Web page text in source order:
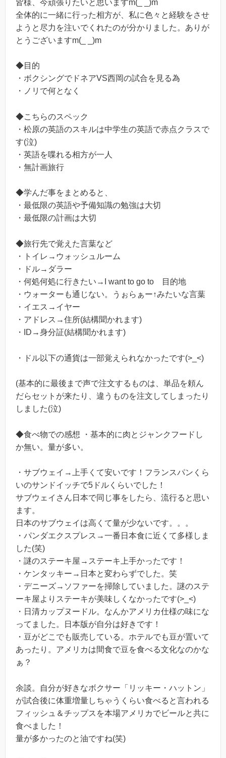
皆様、今頑張りたいと思いますm(_ _)m
全体的に一緒に行った相方が、私に色々と経験をさせ
ようと尽力を注いでくれたのが分かりました。ありが
とうございますm(_ _)m
◆目的
・ボクシングでドネアVS西岡の試合を見る為
・ノリで何となく
◆こちらのスペック
・松原の英語のスキルは中学生の英語で赤点クラスで
す(泣)
・英語を喋れる相方が一人
・無計画旅行
◆学んだ事をまとめると、
・最低限の英語や予備知識の勉強は大切
・最低限の計画は大切
◆旅行先で覚えた言葉など
・トイレ→ウォッシュルーム
・ドル→ダラー
・何処何処に行きたい→I want to go to 目的地
・ウォーターも通じない。うぉらぁー↑みたいな言葉
・イエス→イヤー
・アドレス→住所(結構聞かれます)
・ID→身分証(結構聞かれます)
・ドル以下の通貨は一部覚えられなかったです(>_<)
(基本的に最後まで声で注文するものは、単品を頼ん
だらセットが来たり、違うものを注文してしまったり
しました(泣)
◆食べ物での感想 ・基本的に肉とジャンクフードし
か無い。量が多い。
・サブウェイ→上手くて安いです！フランスパンくら
いのサンドイッチで5ドルくらいでした！
サブウェイさん日本で同じ事をしたら、流行ると思い
ます。
日本のサブウェイは高くて量が少ないです。。。
・パンダエクスプレス→一番日本食に近くて多様しま
した(笑)
・謎のステーキ屋→ステーキ上手かったです！
・ケンタッキー→日本と変わらずでした。笑
・デニーズ→ソファーを掃除していました。謎のステ
ーキ屋よりステーキが美味しくなかったです(>_<)
・日清カップヌードル。なんかアメリカ仕様の味にな
ってました。日本版が自分は好きです！
・豆がどこでも販売している。ホテルでも豆が置いて
あったり。アメリカは間食で豆を食べる文化なのかな
ぁ？
余談。自分が好きなボクサー「リッキー・ハットン」
が試合後に体重増量しちゃうくらい食べると言われる
フィッシュ＆チップスを本場アメリカでビールと共に
食べました！
量が多かったのと油ですね(笑)